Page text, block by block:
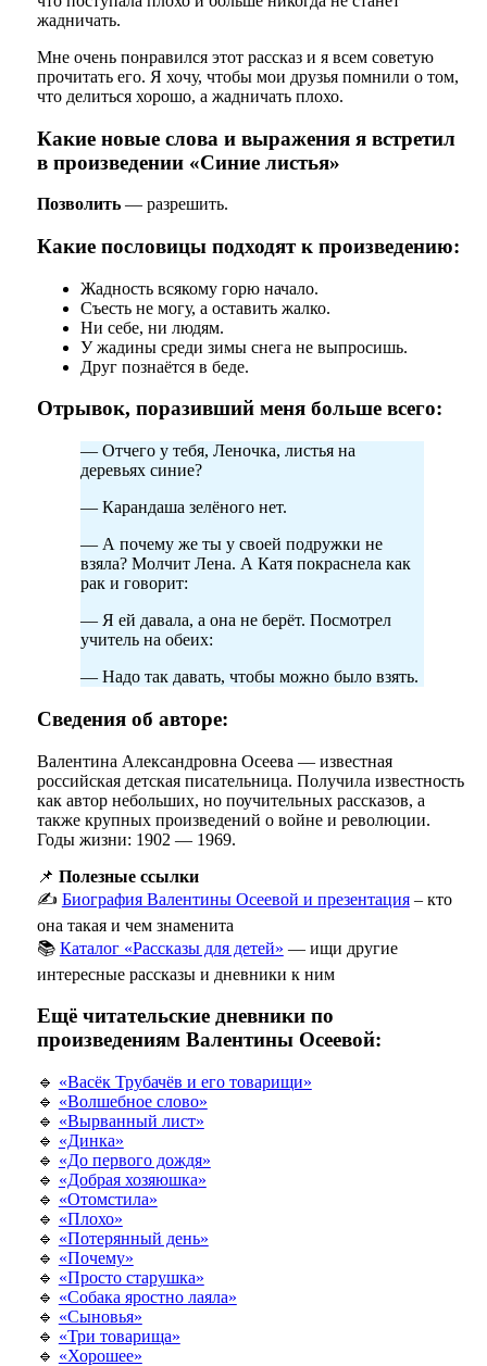
жадничать.
Мне очень понравился этот рассказ и я всем советую
прочитать его. Я хочу, чтобы мои друзья помнили о том,
что делиться хорошо, а жадничать плохо.
Какие новые слова и выражения я встретил
в произведении «Синие листья»
Позволить— разрешить.
Какие пословицы подходят к произведению:
Жадность всякому горю начало.
Съесть не могу, а оставить жалко.
Ни себе, ни людям.
У жадины среди зимы снега не выпросишь.
Друг познаётся в беде.
Отрывок, поразивший меня больше всего:
— Отчего у тебя, Леночка, листья на
деревьях синие?
— Карандаша зелёного нет.
— А почему же ты у своей подружки не
взяла? Молчит Лена. А Катя покраснела как
рак и говорит:
— Я ей давала, а она не берёт. Посмотрел
учитель на обеих:
— Надо так давать, чтобы можно было взять.
Сведения об авторе:
Валентина Александровна Осеева — известная
российская детская писательница. Получила известность
как автор небольших, но поучительных рассказов, а
также крупных произведений о войне и революции.
Годы жизни: 1902 — 1969.
📌 Полезные ссылки
✍️ Биография Валентины Осеевой и презентация– кто
она такая и чем знаменита
📚 Каталог «Рассказы для детей» — ищи другие
интересные рассказы и дневники к ним
Ещё читательские дневники по
произведениям Валентины Осеевой:
🔹 «Васёк Трубачёв и его товарищи»
🔹 «Волшебное слово»
🔹 «Вырванный лист»
🔹 «Динка»
🔹 «До первого дождя»
🔹 «Добрая хозяюшка»
🔹 «Отомстила»
🔹 «Плохо»
🔹 «Потерянный день»
🔹 «Почему»
🔹 «Просто старушка»
🔹 «Собака яростно лаяла»
🔹 «Сыновья»
🔹 «Три товарища»
🔹 «Хорошее»